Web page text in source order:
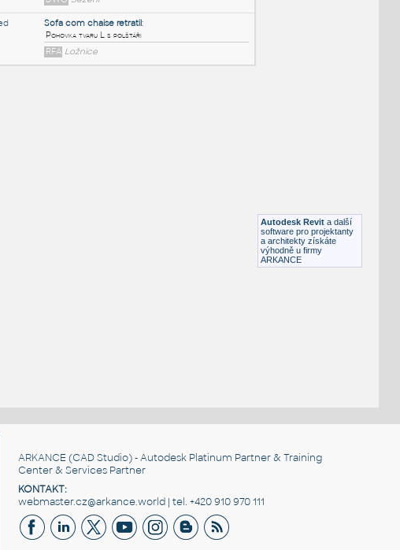
Autodesk Revit a další
software pro projektanty
a architekty získáte
výhodně u firmy
ARKANCE
ARKANCE (CAD Studio) - Autodesk Platinum Partner & Training
Center & Services Partner
KONTAKT:
webmaster.cz@arkance.world | tel. +420 910 970 111